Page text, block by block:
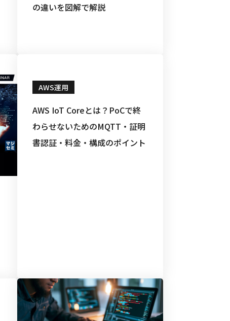
の違いを図解で解説
AWS運用
AWS IoT Coreとは？PoCで終
わらせないためのMQTT・証明
書認証・料金・構成のポイント